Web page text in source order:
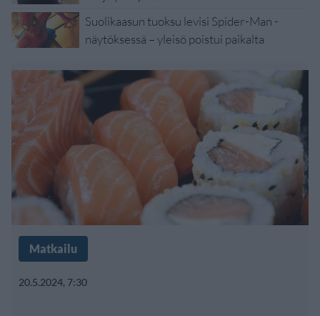
Suolikaasun tuoksu levisi Spider-Man -
näytöksessä – yleisö poistui paikalta
Matkailu
20.5.2024, 7:30